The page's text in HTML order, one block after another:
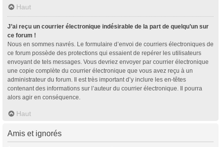
Haut
J’ai reçu un courrier électronique indésirable de la part de quelqu’un sur
ce forum !
Nous en sommes navrés. Le formulaire d’envoi de courriers électroniques de
ce forum possède des protections qui essaient de repérer les utilisateurs
envoyant de tels messages. Vous devriez envoyer par courrier électronique
une copie complète du courrier électronique que vous avez reçu à un
administrateur du forum. Il est très important d’y inclure les en-têtes
contenant des informations sur l’auteur du courrier électronique. Il pourra
alors agir en conséquence.
Haut
Amis et ignorés